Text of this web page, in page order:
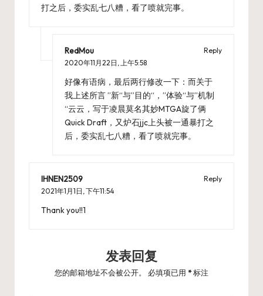
打之后，委实乱七八糟，看了喷就完事。
RedMou
Reply
2020年11月22日,
上午5:58
好像有语病，最后两行修改一下：而关于
我上述所言 ”新“与”目的“，”体验“与”机制
“云云，写于凌晨莫名其妙MTGA旋了俩
Quick Draft，又炉石jjc上头被一通暴打之
后，委实乱七八糟，看了喷就完事。
IHNEN2509
Reply
2021年1月1日, 下午11:54
Thank you!!1
发表回复
您的邮箱地址不会被公开。 必填项已用 *标注